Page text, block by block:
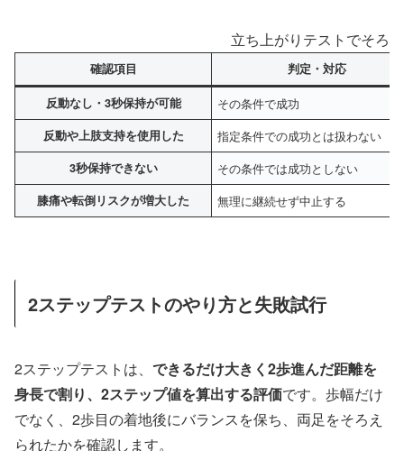
立ち上がりテストでそろ
確認項目 判定・対応
反動なし・3秒保持が可能 その条件で成功
反動や上肢支持を使用した 指定条件での成功とは扱わない
3秒保持できない その条件では成功としない
膝痛や転倒リスクが増大した 無理に継続せず中止する
2ステップテストのやり方と失敗試行
2ステップテストは、 できるだけ大きく2歩進んだ距離を
身長で割り、2ステップ値を算出する評価です。歩幅だけ
でなく、2歩目の着地後にバランスを保ち、両足をそろえ
られたかを確認します。